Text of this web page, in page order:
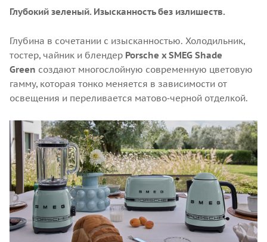
Глубокий зеленый. Изысканность без излишеств.
Глубина в сочетании с изысканностью. Холодильник,
тостер, чайник и блендер Porsche x SMEG Shade
Green создают многослойную современную цветовую
гамму, которая тонко меняется в зависимости от
освещения и переливается матово‑черной отделкой.